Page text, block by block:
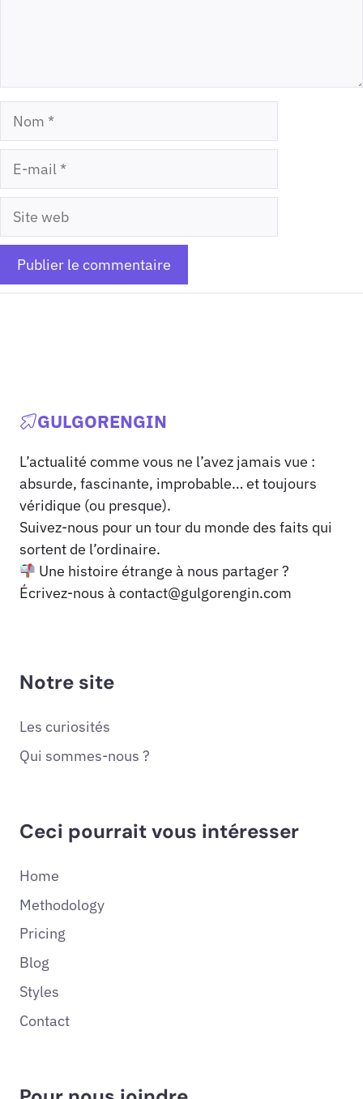
Nom
Site
GULGORENGIN
L’actualité comme vous ne l’avez jamais vue :
absurde, fascinante, improbable… et toujours
véridique (ou presque).
Suivez-nous pour un tour du monde des faits qui
sortent de l’ordinaire.
Une histoire étrange à nous partager ?
Écrivez-nous à contact@gulgorengin.com
Notre site
Les curiosités
Qui sommes-nous ?
Ceci pourrait vous intéresser
Home
Methodology
Pricing
Blog
Styles
Contact